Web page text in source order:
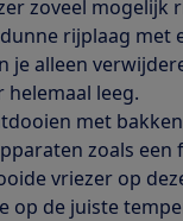
zoveel mogelijk
rijplaag met
je alleen
helemaal leeg.
met
zoals een
vriezer op
op de juiste